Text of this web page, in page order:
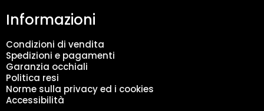
e
o
d
a
t
i
*
Informazioni
Condizioni di vendita
Spedizioni e pagamenti
Garanzia occhiali
Politica resi
Norme sulla privacy ed i cookies
Accessibilità